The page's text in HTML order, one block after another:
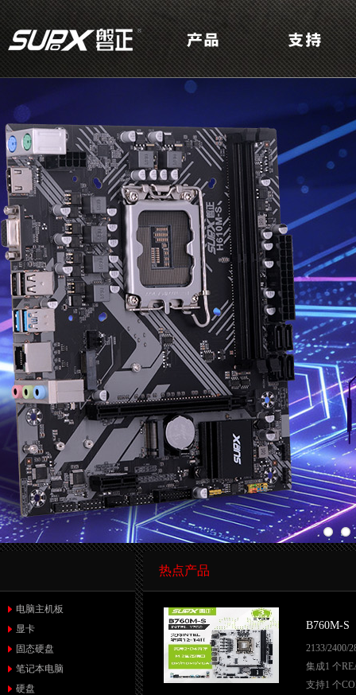
电脑主机板
显卡
固态硬盘
笔记本电脑
硬盘
热点产品
B760M-S
2133/2400/
集成1 个
支持1 个